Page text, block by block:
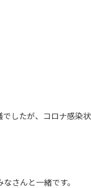
したが、コロナ感染
さんと一緒です。